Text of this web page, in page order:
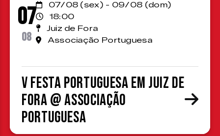
07
08
07/08 (sex) - 09/08 (dom)
18:00
Juiz de Fora
Associação Portuguesa
V Festa Portuguesa em Juiz de
Fora @ Associação
Portuguesa